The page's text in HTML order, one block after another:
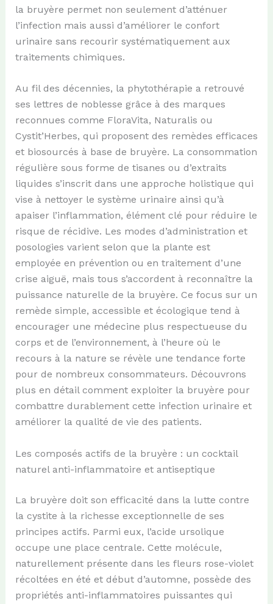
la bruyère permet non seulement d’atténuer
l’infection mais aussi d’améliorer le confort
urinaire sans recourir systématiquement aux
traitements chimiques.
Au fil des décennies, la phytothérapie a retrouvé
ses lettres de noblesse grâce à des marques
reconnues comme FloraVita, Naturalis ou
Cystit’Herbes, qui proposent des remèdes efficaces
et biosourcés à base de bruyère. La consommation
régulière sous forme de tisanes ou d’extraits
liquides s’inscrit dans une approche holistique qui
vise à nettoyer le système urinaire ainsi qu’à
apaiser l’inflammation, élément clé pour réduire le
risque de récidive. Les modes d’administration et
posologies varient selon que la plante est
employée en prévention ou en traitement d’une
crise aiguë, mais tous s’accordent à reconnaître la
puissance naturelle de la bruyère. Ce focus sur un
remède simple, accessible et écologique tend à
encourager une médecine plus respectueuse du
corps et de l’environnement, à l’heure où le
recours à la nature se révèle une tendance forte
pour de nombreux consommateurs. Découvrons
plus en détail comment exploiter la bruyère pour
combattre durablement cette infection urinaire et
améliorer la qualité de vie des patients.
Les composés actifs de la bruyère : un cocktail
naturel anti-inflammatoire et antiseptique
La bruyère doit son efficacité dans la lutte contre
la cystite à la richesse exceptionnelle de ses
principes actifs. Parmi eux, l’acide ursolique
occupe une place centrale. Cette molécule,
naturellement présente dans les fleurs rose-violet
récoltées en été et début d’automne, possède des
propriétés anti-inflammatoires puissantes qui